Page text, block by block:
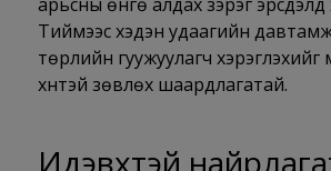
Тиймээс хэдэн удаагийн
төрлийн гуужуулагч
хүнтэй зөвлөх шаардлагатай.
Идэвхтэй